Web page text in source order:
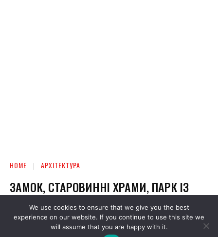
We use cookies to ensure that we give you the best
experience on our website. If you continue to use this site we
will assume that you are happy with it.